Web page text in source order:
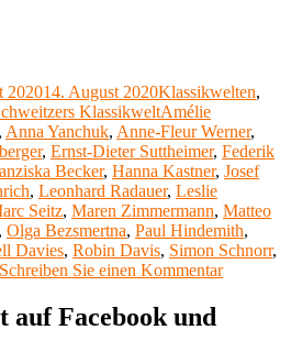
202014. August 2020Kategorien
Klassikwelten,
KlassikweltSchlagwörter
Amélie
, Anna Yanchuk, Anne-Fleur Werner,
, Ernst-Dieter Suttheimer, Federik
Becker, Hanna Kastner, Josef
, Leonhard Radauer, Leslie
Seitz, Maren Zimmermann, Matteo
, Olga Bezsmertna, Paul Hindemith,
Davies, Robin Davis, Simon Schnorr,
Schreiben Sie einen Kommentarzu
auf Facebook und